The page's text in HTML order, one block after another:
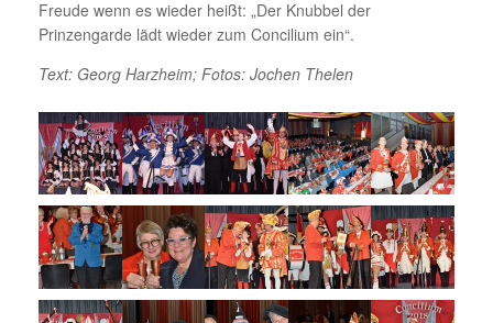
Freude wenn es wieder heißt: „Der Knubbel der
Prinzengarde lädt wieder zum Concilium ein“.
Text: Georg Harzheim; Fotos: Jochen Thelen